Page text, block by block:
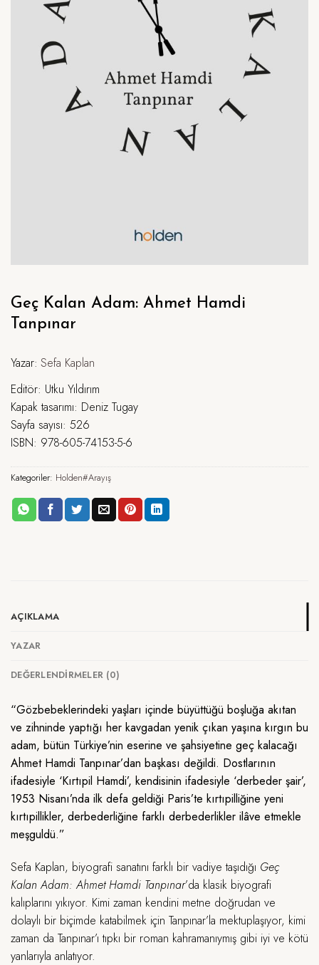
Geç Kalan Adam: Ahmet Hamdi
Tanpınar
Yazar: Sefa Kaplan
Editör: Utku Yıldırım
Kapak tasarımı: Deniz Tugay
Sayfa sayısı: 526
ISBN: 978-605-74153-5-6
Kategoriler: Holden#Arayış
AÇIKLAMA
YAZAR
DEĞERLENDIRMELER (0)
“Gözbebeklerindeki yaşları içinde büyüttüğü boşluğa akıtan
ve zihninde yaptığı her kavgadan yenik çıkan yaşına kırgın bu
adam, bütün Türkiye’nin eserine ve şahsiyetine geç kalacağı
Ahmet Hamdi Tanpınar’dan başkası değildi. Dostlarının
ifadesiyle ‘Kırtıpil Hamdi’, kendisinin ifadesiyle ‘derbeder şair’,
1953 Nisanı’nda ilk defa geldiği Paris’te kırtıpilliğine yeni
kırtıpillikler, derbederliğine farklı derbederlikler ilâve etmekle
meşguldü.”
Sefa Kaplan, biyografi sanatını farklı bir vadiye taşıdığı Geç
Kalan Adam: Ahmet Hamdi Tanpınar’da klasik biyografi
kalıplarını yıkıyor. Kimi zaman kendini metne doğrudan ve
dolaylı bir biçimde katabilmek için Tanpınar’la mektuplaşıyor, kimi
zaman da Tanpınar’ı tıpkı bir roman kahramanıymış gibi iyi ve kötü
yanlarıyla anlatıyor.